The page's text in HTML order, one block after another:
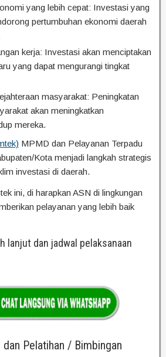
yang lebih cepat: Investasi yang
pertumbuhan ekonomi daerah
kerja: Investasi akan menciptakan
yang dapat mengurangi tingkat
masyarakat: Peningkatan
akan meningkatkan
mereka.
MPMD dan Pelayanan Terpadu
Kota menjadi langkah strategis
investasi di daerah.
ini, di harapkan ASN di lingkungan
pelayanan yang lebih baik
lanjut dan jadwal pelaksanaan
Pelatihan / Bimbingan